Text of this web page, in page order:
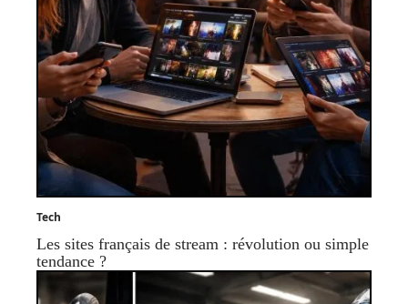
Tech
Les sites français de stream : révolution ou simple
tendance ?